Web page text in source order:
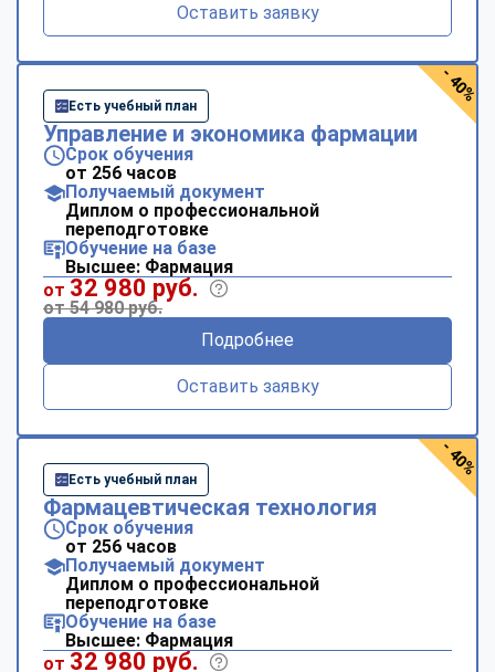
Оставить заявку
Есть учебный план
Управление и экономика фармации
Срок обучения
от 256 часов
Получаемый документ
Диплом о профессиональной
переподготовке
Обучение на базе
Высшее: Фармация
от 32 980 руб.
от 54 980 руб.
Подробнее
Оставить заявку
- 40%
Есть учебный план
Фармацевтическая технология
Срок обучения
от 256 часов
Получаемый документ
Диплом о профессиональной
переподготовке
Обучение на базе
Высшее: Фармация
от 32 980 руб.
- 40%